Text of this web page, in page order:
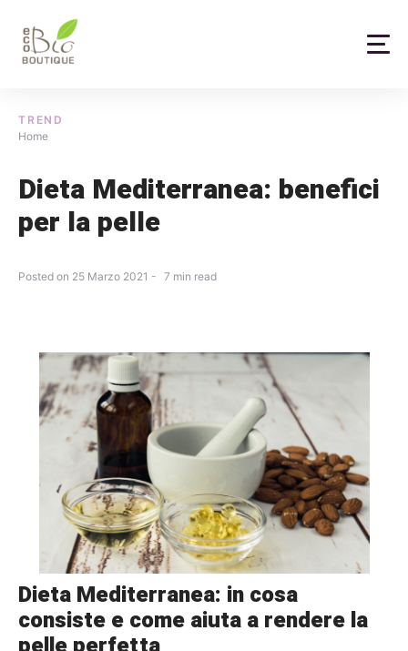
content
TREND
Home
Dieta Mediterranea: benefici
per la pelle
Posted on 25 Marzo 2021 7 min read
Dieta Mediterranea: in cosa
consiste e come aiuta a rendere la